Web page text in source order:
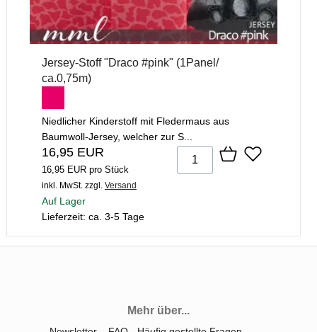
Jersey-Stoff "Draco #pink" (1Panel/
ca.0,75m)
Niedlicher Kinderstoff mit Fledermaus aus
Baumwoll-Jersey, welcher zur S...
16,95 EUR
16,95 EUR pro Stück
inkl. MwSt. zzgl. Versand
Auf Lager
Lieferzeit: ca. 3-5 Tage
Mehr über...